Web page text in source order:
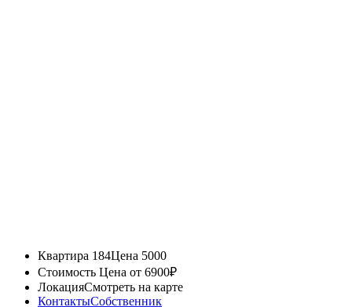
Квартира 184Цена 5000
Стоимость Цена от 6900₽
ЛокацияСмотреть на карте
КонтактыСобственник